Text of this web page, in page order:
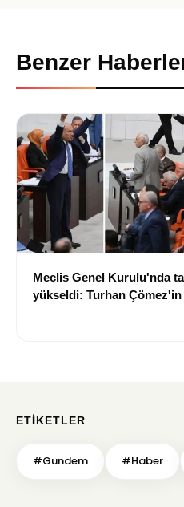
Benzer
Meclis Genel Kurulu'nda
yükseldi: Turhan
ETIKETLER
#Gundem #Haber